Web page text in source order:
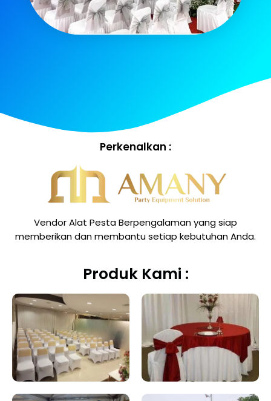
Perkenalkan :
Vendor Alat Pesta Berpengalaman yang siap
memberikan dan membantu setiap kebutuhan Anda.
Produk Kami :